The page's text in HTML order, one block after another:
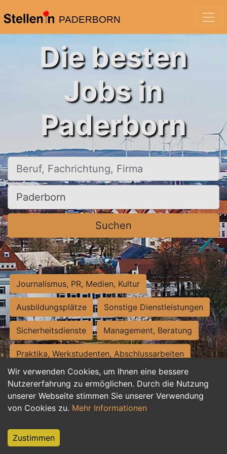
PADERBORN
Wir verwenden Cookies, um Ihnen eine bessere
Nutzererfahrung zu ermöglichen. Durch die Nutzung
unserer Webseite stimmen Sie unserer Verwendung
von Cookies zu. Mehr Informationen
Zustimmen
Die besten
Jobs in
Paderborn
Beruf, Fachrichtung, Firma
Ort, Stadt
Suchen
Journalismus, PR, Medien, Kultur
Ausbildungsplätze Sonstige Dienstleistungen
Sicherheitsdienste Management, Beratung
Praktika, Werkstudenten, Abschlussarbeiten
Personalwesen Assistenz, Sekretariat
Hilfskräfte, Aushilfs- und Nebenjobs
Weiterbildung, Studium, duale Ausbildung